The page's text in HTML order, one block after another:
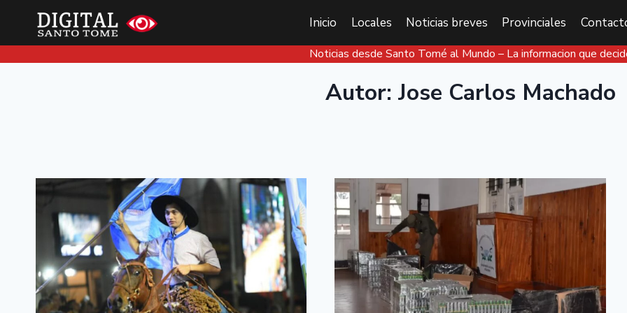
Inicio Locales Noticias breves Provinciales
Noticias desde Santo Tomé al Mundo – La informacion que
Autor: Jose Carlos Machado